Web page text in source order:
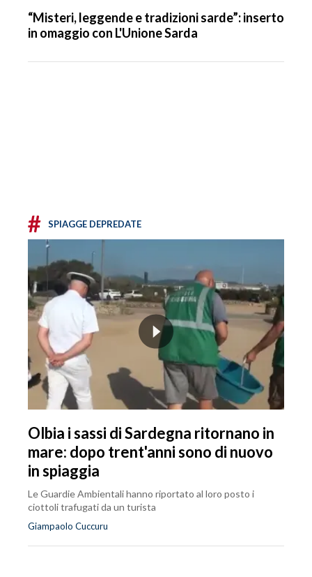
“Misteri, leggende e tradizioni sarde”: inserto
in omaggio con L'Unione Sarda
# SPIAGGE DEPREDATE
Olbia i sassi di Sardegna ritornano in
mare: dopo trent'anni sono di nuovo
in spiaggia
Le Guardie Ambientali hanno riportato al loro posto i
ciottoli trafugati da un turista
Giampaolo Cuccuru